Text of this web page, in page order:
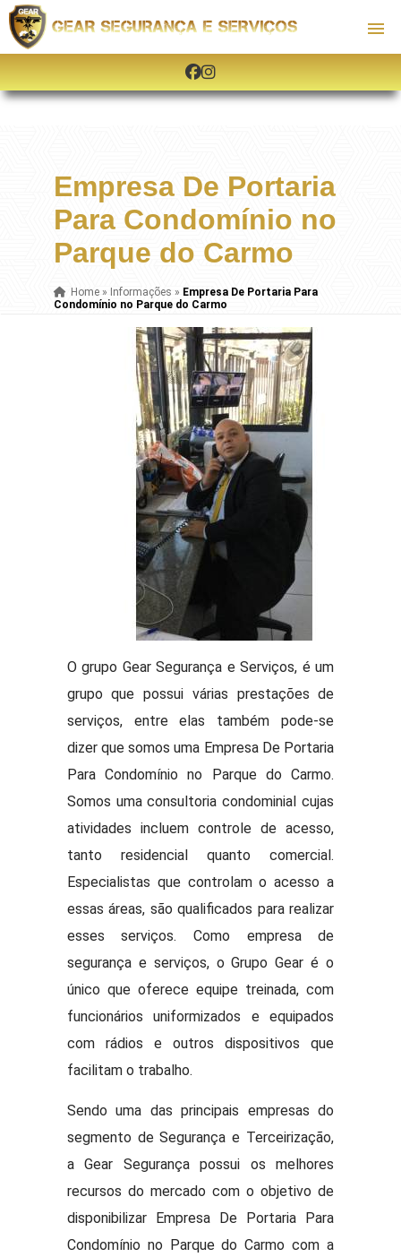
Empresa De Portaria
Para Condomínio no
Parque do Carmo
Home» Informações » Empresa De Portaria Para
Condomínio no Parque do Carmo
O grupo Gear Segurança e Serviços, é um
grupo que possui várias prestações de
serviços, entre elas também pode-se
dizer que somos uma Empresa De Portaria
Para Condomínio no Parque do Carmo.
Somos uma consultoria condominial cujas
atividades incluem controle de acesso,
tanto residencial quanto comercial.
Especialistas que controlam o acesso a
essas áreas, são qualificados para realizar
esses serviços. Como empresa de
segurança e serviços, o Grupo Gear é o
único que oferece equipe treinada, com
funcionários uniformizados e equipados
com rádios e outros dispositivos que
facilitam o trabalho.
Sendo uma das principais empresas do
segmento de Segurança e Terceirização,
a Gear Segurança possui os melhores
recursos do mercado com o objetivo de
disponibilizar Empresa De Portaria Para
Condomínio no Parque do Carmo com a